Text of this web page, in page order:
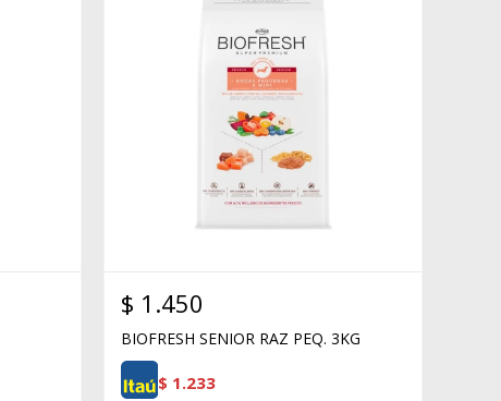
$ 1.450
BIOFRESH SENIOR RAZ PEQ. 3KG
$ 1.233